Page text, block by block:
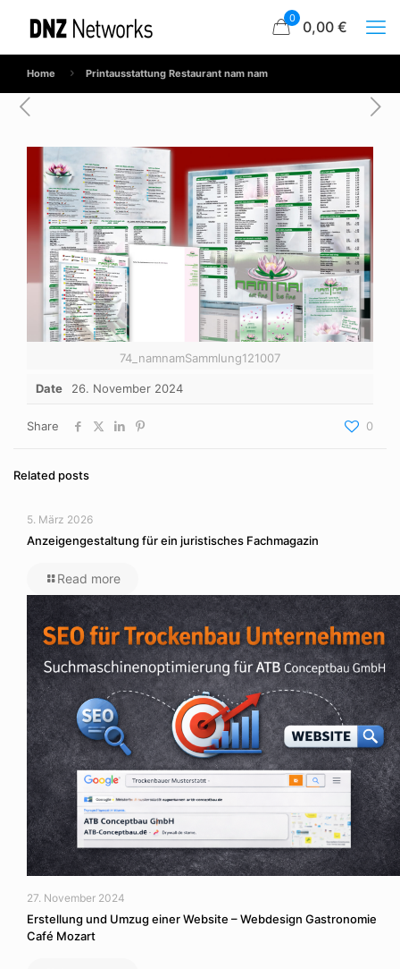
0 0,00 €
Home Printausstattung Restaurant nam nam
74_namnamSammlung121007
Date 26. November 2024
Share 0
Related posts
5. März 2026
Anzeigengestaltung für ein juristisches Fachmagazin
Read more
27. November 2024
Erstellung und Umzug einer Website – Webdesign Gastronomie
Café Mozart